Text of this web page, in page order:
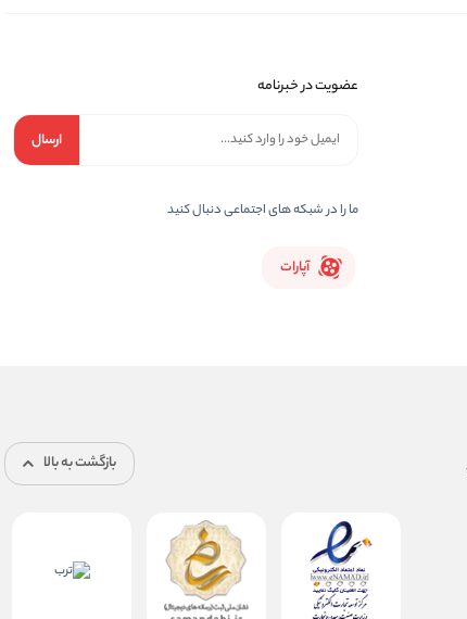
عضویت در خبرنامه
ارسال
ما را در شبکه های اجتماعی دنبال کنید
آپارات
بازگشت به بالا